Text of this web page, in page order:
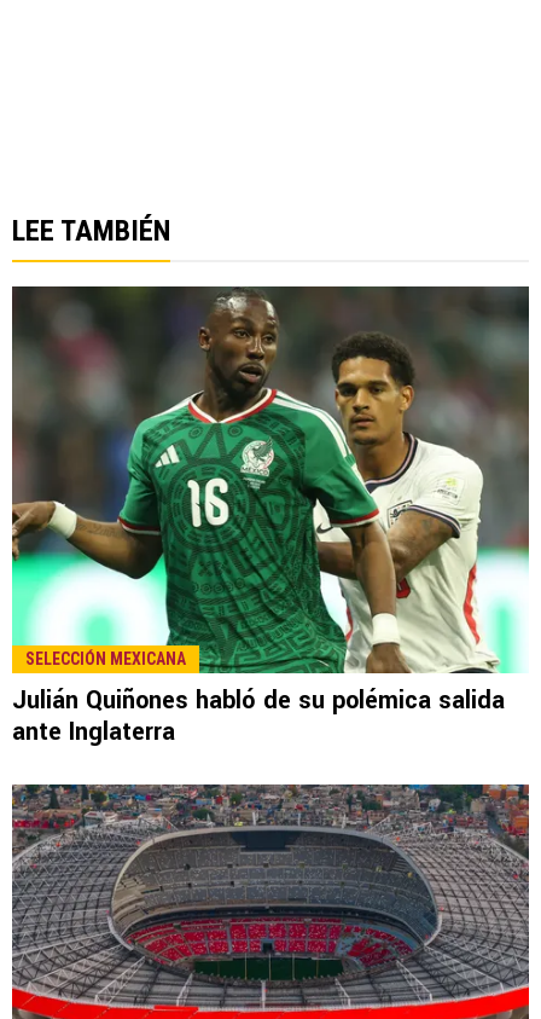
LEE TAMBIÉN
SELECCIÓN MEXICANA
Julián Quiñones habló de su polémica salida
ante Inglaterra